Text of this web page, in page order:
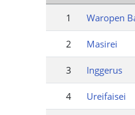
1 Waropen
2 Masirei
3 Inggerus
4 Ureifaisei